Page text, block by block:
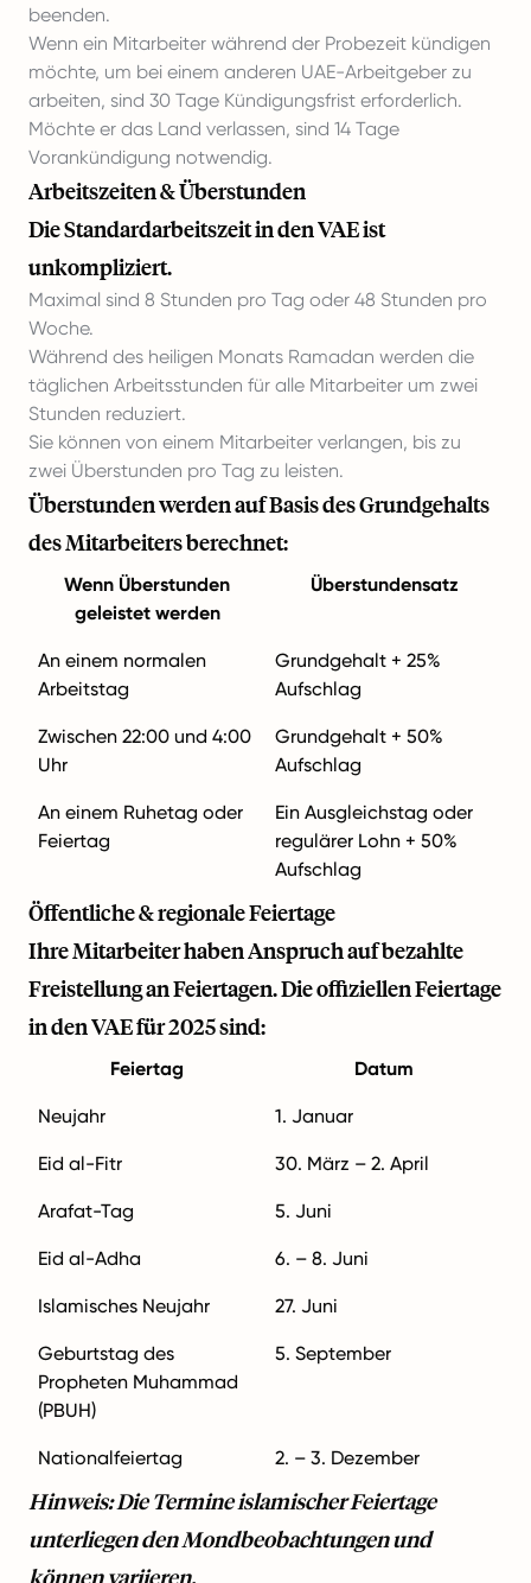
beenden.
Wenn ein Mitarbeiter während der Probezeit kündigen
möchte, um bei einem anderen UAE-Arbeitgeber zu
arbeiten, sind 30 Tage Kündigungsfrist erforderlich.
Möchte er das Land verlassen, sind 14 Tage
Vorankündigung notwendig.
Arbeitszeiten & Überstunden
Die Standardarbeitszeit in den VAE ist
unkompliziert.
Maximal sind 8 Stunden pro Tag oder 48 Stunden pro
Woche.
Während des heiligen Monats Ramadan werden die
täglichen Arbeitsstunden für alle Mitarbeiter um zwei
Stunden reduziert.
Sie können von einem Mitarbeiter verlangen, bis zu
zwei Überstunden pro Tag zu leisten.
Überstunden werden auf Basis des Grundgehalts
des Mitarbeiters berechnet:
Wenn Überstunden
geleistet werden
Überstundensatz
An einem normalen
Arbeitstag
Grundgehalt + 25%
Aufschlag
Zwischen 22:00 und 4:00
Uhr
Grundgehalt + 50%
Aufschlag
An einem Ruhetag oder
Feiertag
Ein Ausgleichstag oder
regulärer Lohn + 50%
Aufschlag
Öffentliche & regionale Feiertage
Ihre Mitarbeiter haben Anspruch auf bezahlte
Freistellung an Feiertagen. Die offiziellen Feiertage
in den VAE für 2025 sind:
Feiertag Datum
Neujahr 1. Januar
Eid al-Fitr 30. März – 2. April
Arafat-Tag 5. Juni
Eid al-Adha 6. – 8. Juni
Islamisches Neujahr 27. Juni
Geburtstag des
Propheten Muhammad
(PBUH)
5. September
Nationalfeiertag 2. – 3. Dezember
Hinweis: Die Termine islamischer Feiertage
unterliegen den Mondbeobachtungen und
können variieren.